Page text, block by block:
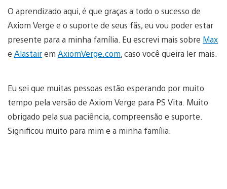
O aprendizado aqui, é que graças a todo o sucesso de
Axiom Verge e o suporte de seus fãs, eu vou poder estar
presente para a minha família. Eu escrevi mais sobre Max
e Alastairem AxiomVerge.com, caso você queira ler mais.
Eu sei que muitas pessoas estão esperando por muito
tempo pela versão de Axiom Verge para PS Vita. Muito
obrigado pela sua paciência, compreensão e suporte.
Significou muito para mim e a minha família.